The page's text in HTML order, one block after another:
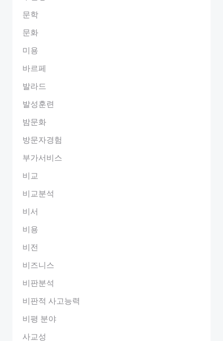
문학
문화
미용
바르페
발라드
발성훈련
밤문화
방문자경험
부가서비스
비교
비교분석
비서
비용
비전
비즈니스
비판분석
비판적 사고능력
비평 분야
사교성